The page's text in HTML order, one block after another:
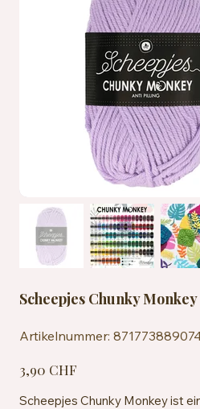
Scheepjes Chunky
Artikelnummer: 8717738890743
3,90 CHF
Scheepjes Chunky Monkey ist